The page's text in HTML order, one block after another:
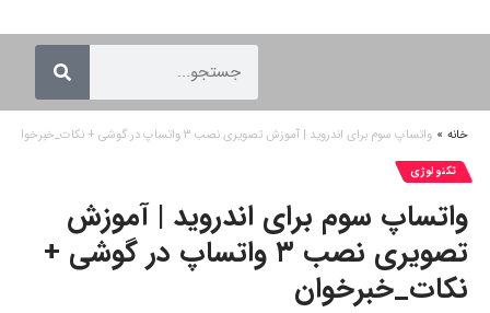
خانه » واتساپ سوم برای اندروید | آموزش تصویری نصب ۳ واتساپ در گوشی + نکات_خبرخوان
تکنولوژی
واتساپ سوم برای اندروید | آموزش
تصویری نصب ۳ واتساپ در گوشی +
نکات_خبرخوان